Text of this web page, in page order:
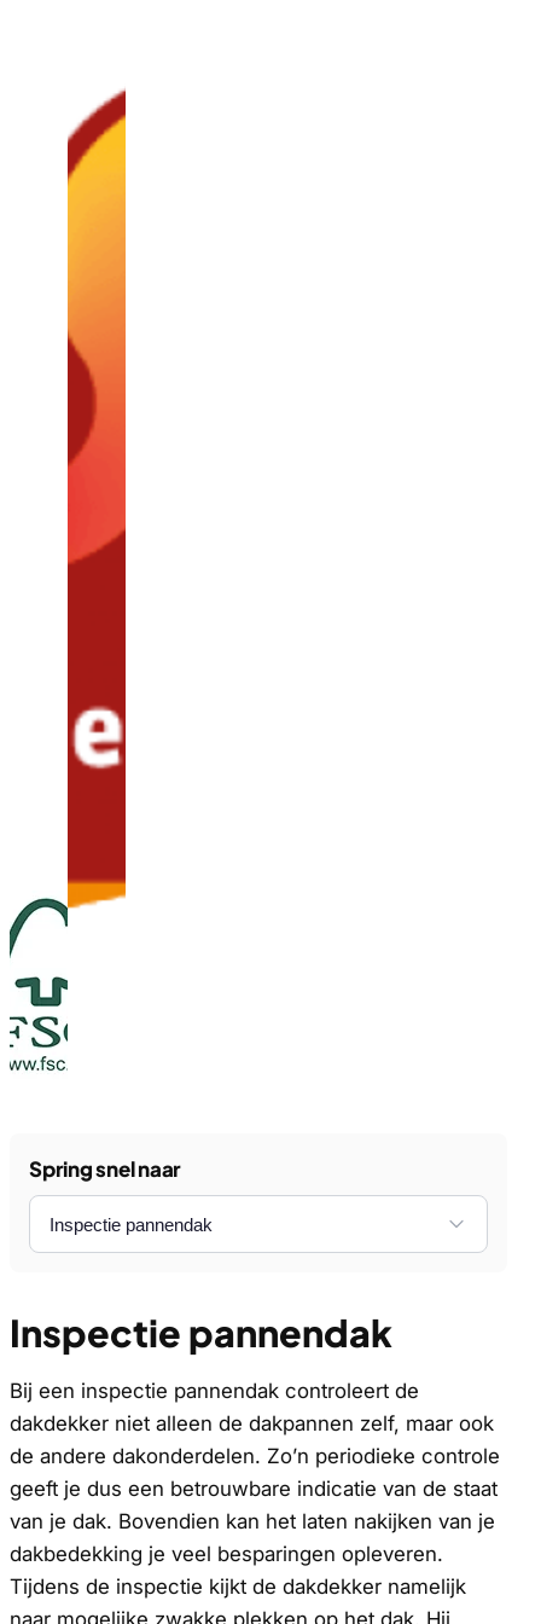
Spring snel naar
Inspectie pannendak
Bij een inspectie pannendak controleert de
dakdekker niet alleen de dakpannen zelf, maar ook
de andere dakonderdelen. Zo’n periodieke controle
geeft je dus een betrouwbare indicatie van de staat
van je dak. Bovendien kan het laten nakijken van je
dakbedekking je veel besparingen opleveren.
Tijdens de inspectie kijkt de dakdekker namelijk
naar mogelijke zwakke plekken op het dak. Hij